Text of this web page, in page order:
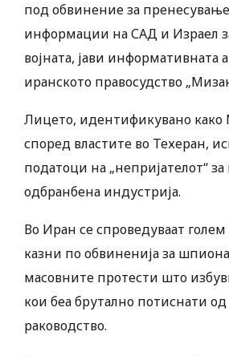
под обвинение за
информации на САД и Израел
војната, јави информативната
иранското правосудство
Лицето, идентификувано како
според властите во Техеран,
податоци на „непријателот“ за
одбранбена индустрија.
Во Иран се спроведуваат
казни по обвиненија за
масовните протести што
кои беа брутално потиснати
раководство.